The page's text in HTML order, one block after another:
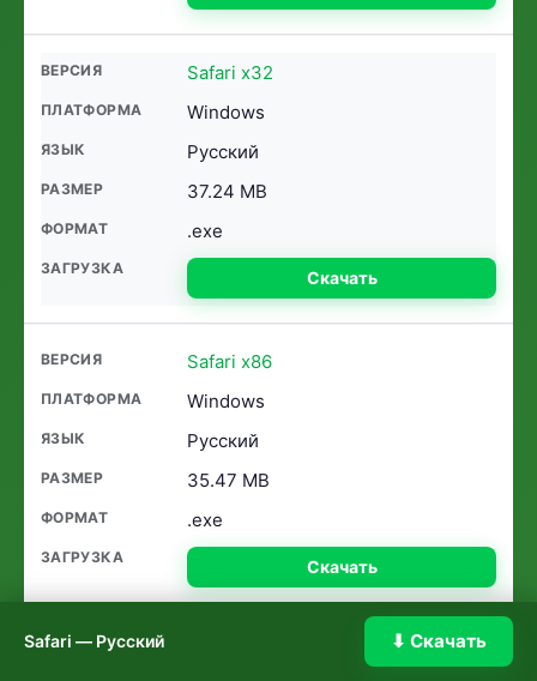
Safari x32
Windows
Русский
37.24 MB
.exe
Скачать
Safari x86
Windows
Русский
35.47 MB
.exe
Скачать
Safari — Русский ⬇ Скачать